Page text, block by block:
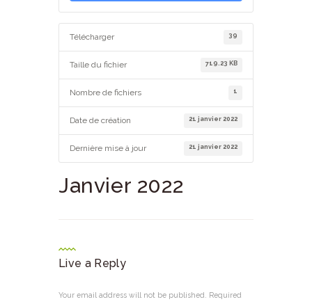
Télécharger 39
Taille du fichier 719.23 KB
Nombre de fichiers 1
Date de création 21 janvier 2022
Dernière mise à jour 21 janvier 2022
Janvier 2022
Live a Reply
Your email address will not be published. Required